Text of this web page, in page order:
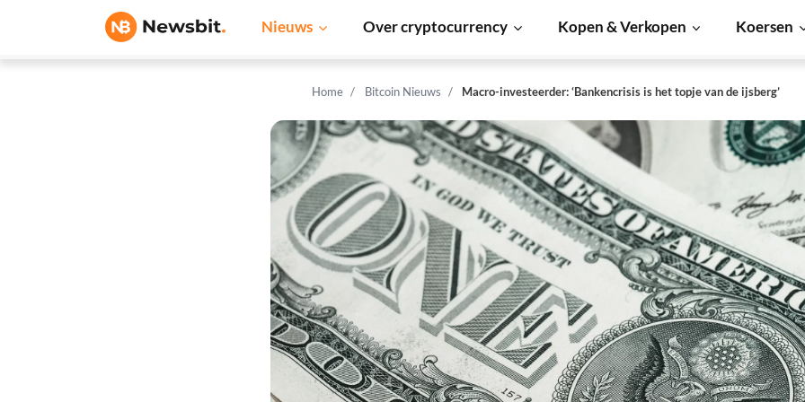
Nieuws Over cryptocurrency Kopen & Verkopen Koersen
Home Bitcoin Nieuws Macro-investeerder: ‘Bankencrisis is het topje van de ijsberg’